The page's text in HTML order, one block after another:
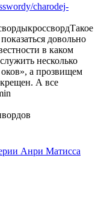
charodej-
кроссвордТакое
довольно
в каком
несколько
а прозвищем
А все
Анри Матисса